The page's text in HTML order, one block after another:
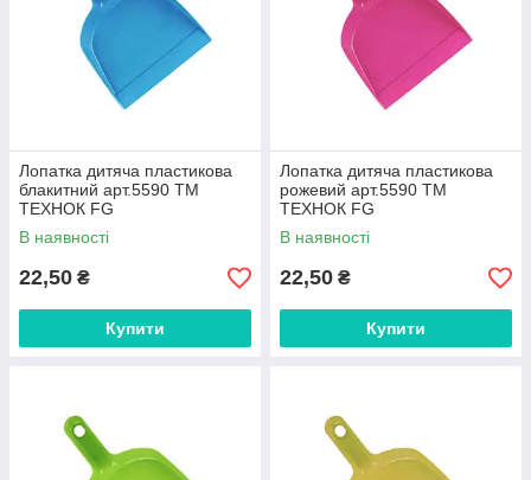
Лопатка дитяча пластикова
блакитний арт.5590 ТМ
ТЕХНОК FG
В наявності
22,50 ₴
Купити
Лопатка дитяча пластикова
рожевий арт.5590 ТМ
ТЕХНОК FG
В наявності
22,50 ₴
Купити